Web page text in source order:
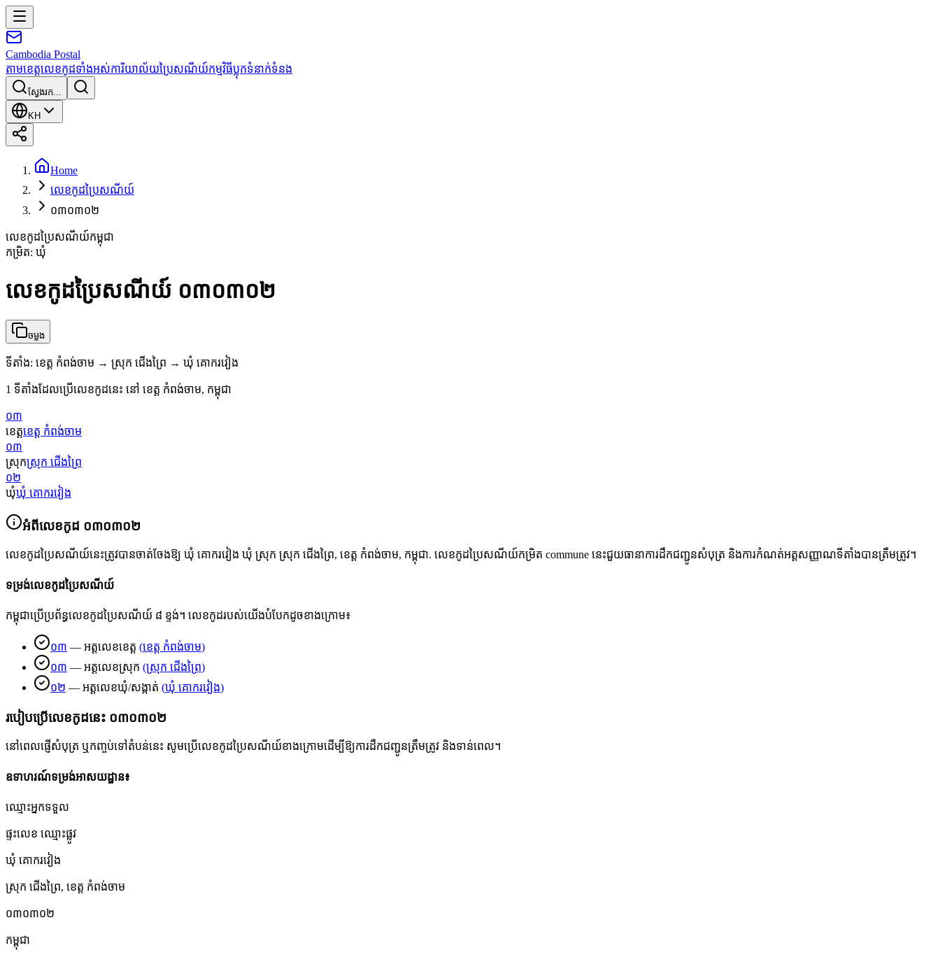
Cambodia Postal
តាមខេត្តលេខកូដទាំងអស់ការិយាល័យប្រៃសណីយ៍កម្មវិធីប្លុកទំនាក់ទំនង
ស្វែងរក...
KH
Home
លេខកូដប្រៃសណីយ៍
០៣០៣០២
លេខកូដប្រៃសណីយ៍កម្ពុជា
កម្រិត: ឃុំ
លេខកូដប្រៃសណីយ៍ ០៣០៣០២
ចម្លង
ទីតាំង: ខេត្ត កំពង់ចាម → ស្រុក ជើងព្រៃ → ឃុំ គោករវៀង
1 ទីតាំងដែលប្រើលេខកូដនេះ នៅ ខេត្ត កំពង់ចាម, កម្ពុជា
០៣
ខេត្តខេត្ត កំពង់ចាម
០៣
ស្រុកស្រុក ជើងព្រៃ
០២
ឃុំឃុំ គោករវៀង
អំពីលេខកូដ ០៣០៣០២
លេខកូដប្រៃសណីយ៍នេះត្រូវបានចាត់ចែងឱ្យ ឃុំ គោករវៀង ឃុំ ស្រុក ស្រុក ជើងព្រៃ, ខេត្ត កំពង់ចាម, កម្ពុជា. លេខកូដប្រៃសណីយ៍កម្រិត commune នេះជួយធានាការដឹកជញ្ជូនសំបុត្រ និងការកំណត់អត្តសញ្ញាណទីតាំងបានត្រឹមត្រូវ។
ទម្រង់លេខកូដប្រៃសណីយ៍
កម្ពុជាប្រើប្រព័ន្ធលេខកូដប្រៃសណីយ៍ ៨ ខ្ទង់។ លេខកូដរបស់យើងបំបែកដូចខាងក្រោម៖
០៣ — អត្តលេខខេត្ត (ខេត្ត កំពង់ចាម)
០៣ — អត្តលេខស្រុក (ស្រុក ជើងព្រៃ)
០២ — អត្តលេខឃុំ/សង្កាត់ (ឃុំ គោករវៀង)
របៀបប្រើលេខកូដនេះ ០៣០៣០២
នៅពេលផ្ញើសំបុត្រ ឬកញ្ចប់ទៅតំបន់នេះ សូមប្រើលេខកូដប្រៃសណីយ៍ខាងក្រោមដើម្បីឱ្យការដឹកជញ្ជូនត្រឹមត្រូវ និងទាន់ពេល។
ឧទាហរណ៍ទម្រង់អាសយដ្ឋាន៖
ឈ្មោះអ្នកទទួល
ផ្ទះលេខ ឈ្មោះផ្លូវ
ឃុំ គោករវៀង
ស្រុក ជើងព្រៃ, ខេត្ត កំពង់ចាម
០៣០៣០២
កម្ពុជា